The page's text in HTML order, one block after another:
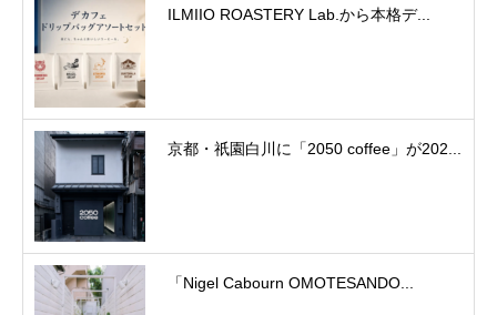
ILMIIO ROASTERY Lab.から本格デ...
京都・祇園白川に「2050 coffee」が202...
「Nigel Cabourn OMOTESANDO...